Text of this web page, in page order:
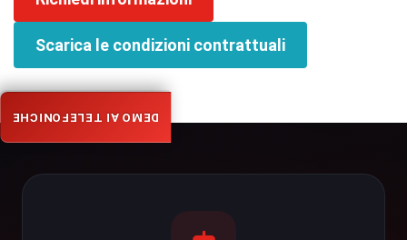
Scarica le condizioni contrattuali
DEMO AI TELEFONICHE